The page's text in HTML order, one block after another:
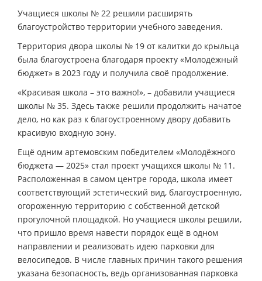
Учащиеся школы № 22 решили расширять
благоустройство территории учебного заведения.
Территория двора школы № 19 от калитки до крыльца
была благоустроена благодаря проекту «Молодёжный
бюджет» в 2023 году и получила своё продолжение.
«Красивая школа – это важно!», – добавили учащиеся
школы № 35. Здесь также решили продолжить начатое
дело, но как раз к благоустроенному двору добавить
красивую входную зону.
Ещё одним артемовским победителем «Молодёжного
бюджета — 2025» стал проект учащихся школы № 11.
Расположенная в самом центре города, школа имеет
соответствующий эстетический вид, благоустроенную,
огороженную территорию с собственной детской
прогулочной площадкой. Но учащиеся школы решили,
что пришло время навести порядок ещё в одном
направлении и реализовать идею парковки для
велосипедов. В числе главных причин такого решения
указана безопасность, ведь организованная парковка